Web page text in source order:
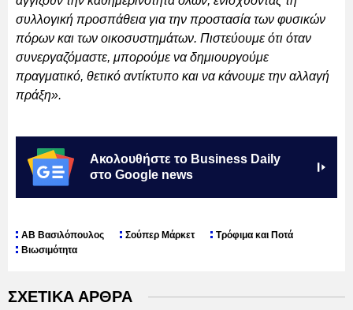
συλλογική προσπάθεια για την προστασία των φυσικών
πόρων και των οικοσυστημάτων. Πιστεύουμε ότι όταν
συνεργαζόμαστε, μπορούμε να δημιουργούμε
πραγματικό, θετικό αντίκτυπο και να κάνουμε την αλλαγή
πράξη».
Ακολουθήστε το Business Daily
στο Google news
ΑΒ Βασιλόπουλος Σούπερ Μάρκετ
Τρόφιμα και Ποτά
Βιωσιμότητα
ΣΧΕΤΙΚΑ ΑΡΘΡΑ